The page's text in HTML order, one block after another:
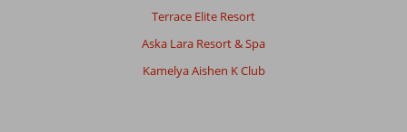
Terrace Elite Resort
Aska Lara Resort & Spa
Kamelya Aishen K Club